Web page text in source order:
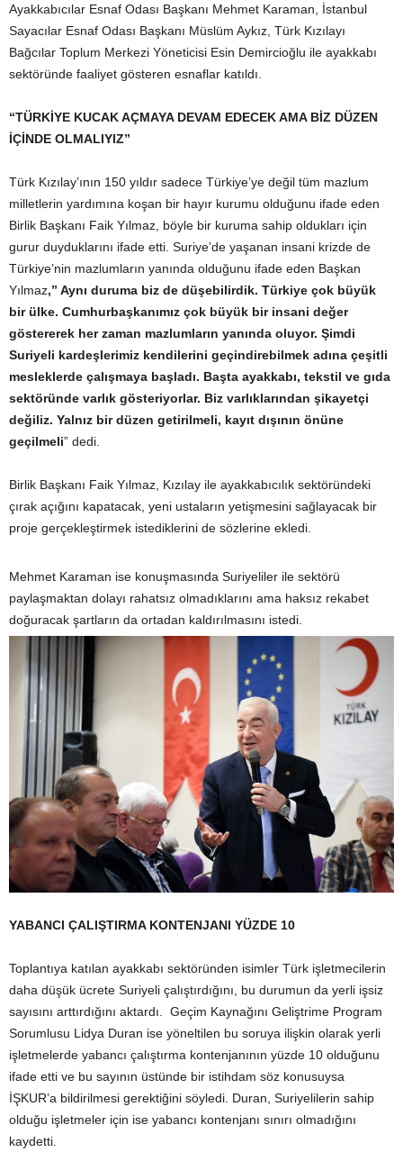
Ayakkabıcılar Esnaf Odası Başkanı Mehmet Karaman, İstanbul
Sayacılar Esnaf Odası Başkanı Müslüm Aykız, Türk Kızılayı
Bağcılar Toplum Merkezi Yöneticisi Esin Demircioğlu ile ayakkabı
sektöründe faaliyet gösteren esnaflar katıldı.
“TÜRKİYE KUCAK AÇMAYA DEVAM EDECEK AMA BİZ DÜZEN
İÇİNDE OLMALIYIZ”
Türk Kızılay’ının 150 yıldır sadece Türkiye’ye değil tüm mazlum
milletlerin yardımına koşan bir hayır kurumu olduğunu ifade eden
Birlik Başkanı Faik Yılmaz, böyle bir kuruma sahip oldukları için
gurur duyduklarını ifade etti. Suriye’de yaşanan insani krizde de
Türkiye’nin mazlumların yanında olduğunu ifade eden Başkan
Yılmaz,” Aynı duruma biz de düşebilirdik. Türkiye çok büyük
bir ülke. Cumhurbaşkanımız çok büyük bir insani değer
göstererek her zaman mazlumların yanında oluyor. Şimdi
Suriyeli kardeşlerimiz kendilerini geçindirebilmek adına çeşitli
mesleklerde çalışmaya başladı. Başta ayakkabı, tekstil ve gıda
sektöründe varlık gösteriyorlar. Biz varlıklarından şikayetçi
değiliz. Yalnız bir düzen getirilmeli, kayıt dışının önüne
geçilmeli” dedi.
Birlik Başkanı Faik Yılmaz, Kızılay ile ayakkabıcılık sektöründeki
çırak açığını kapatacak, yeni ustaların yetişmesini sağlayacak bir
proje gerçekleştirmek istediklerini de sözlerine ekledi.
Mehmet Karaman ise konuşmasında Suriyeliler ile sektörü
paylaşmaktan dolayı rahatsız olmadıklarını ama haksız rekabet
doğuracak şartların da ortadan kaldırılmasını istedi.
YABANCI ÇALIŞTIRMA KONTENJANI YÜZDE 10
Toplantıya katılan ayakkabı sektöründen isimler Türk işletmecilerin
daha düşük ücrete Suriyeli çalıştırdığını, bu durumun da yerli işsiz
sayısını arttırdığını aktardı. Geçim Kaynağını Geliştrime Program
Sorumlusu Lidya Duran ise yöneltilen bu soruya ilişkin olarak yerli
işletmelerde yabancı çalıştırma kontenjanının yüzde 10 olduğunu
ifade etti ve bu sayının üstünde bir istihdam söz konusuysa
İŞKUR’a bildirilmesi gerektiğini söyledi. Duran, Suriyelilerin sahip
olduğu işletmeler için ise yabancı kontenjanı sınırı olmadığını
kaydetti.